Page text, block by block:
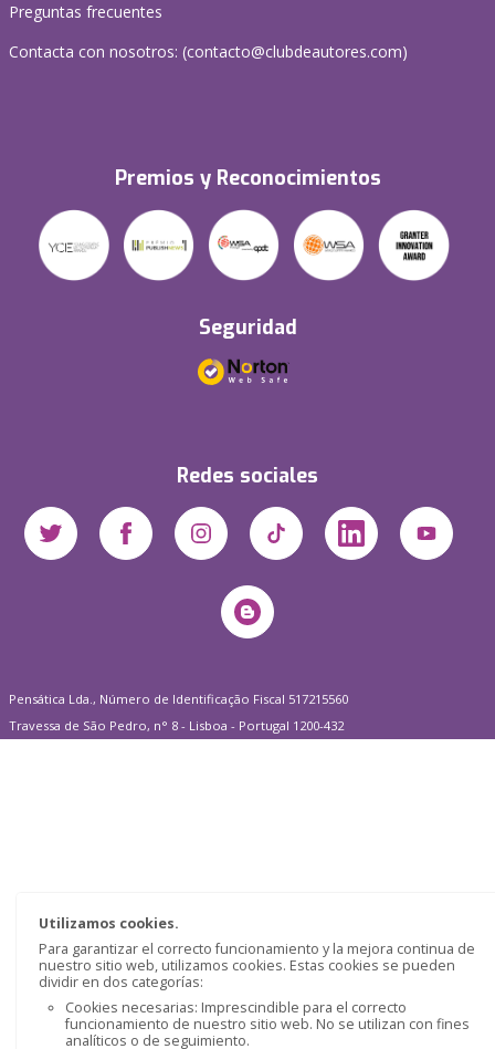
Utilizamos cookies.
Para garantizar el correcto funcionamiento y la mejora continua de
nuestro sitio web, utilizamos cookies. Estas cookies se pueden
dividir en dos categorías:
Cookies necesarias: Imprescindible para el correcto
funcionamiento de nuestro sitio web. No se utilizan con fines
analíticos o de seguimiento.
Preguntas frecuentes
Contacta con nosotros: (contacto@clubdeautores.com)
Premios y Reconocimientos
Seguridad
Redes sociales
Pensática Lda., Número de Identificação Fiscal 517215560
Travessa de São Pedro, n° 8 - Lisboa - Portugal 1200-432